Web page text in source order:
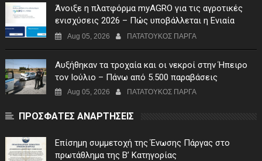
Άνοιξε η πλατφόρμα myAGRO για τις αγροτικές
ενισχύσεις 2026 – Πώς υποβάλλεται η Ενιαία
Αίτηση Ενίσχυσης
Aug 05, 2026 ΠΑΤΑΤΟΥΚΟΣ ΠΑΡΓΑ
Αυξήθηκαν τα τροχαία και οι νεκροί στην Ήπειρο
τον Ιούλιο – Πάνω από 5.500 παραβάσεις
Aug 05, 2026 ΠΑΤΑΤΟΥΚΟΣ ΠΑΡΓΑ
ΠΡΟΣΦΑΤΕΣ ΑΝΑΡΤΗΣΕΙΣ
Επίσημη συμμετοχή της Ένωσης Πάργας στο
πρωτάθλημα της Β’ Κατηγορίας